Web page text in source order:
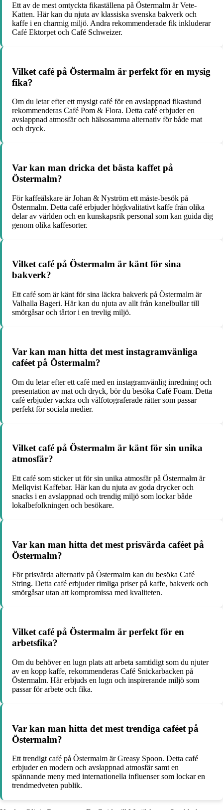
Ett av de mest omtyckta fikaställena på Östermalm är Vete-
Katten. Här kan du njuta av klassiska svenska bakverk och
kaffe i en charmig miljö. Andra rekommenderade fik inkluderar
Café Ektorpet och Café Schweizer.
Vilket café på Östermalm är perfekt för en mysig
fika?
Om du letar efter ett mysigt café för en avslappnad fikastund
rekommenderas Café Pom & Flora. Detta café erbjuder en
avslappnad atmosfär och hälsosamma alternativ för både mat
och dryck.
Var kan man dricka det bästa kaffet på
Östermalm?
För kaffeälskare är Johan & Nyström ett måste-besök på
Östermalm. Detta café erbjuder högkvalitativt kaffe från olika
delar av världen och en kunskapsrik personal som kan guida dig
genom olika kaffesorter.
Vilket café på Östermalm är känt för sina
bakverk?
Ett café som är känt för sina läckra bakverk på Östermalm är
Valhalla Bageri. Här kan du njuta av allt från kanelbullar till
smörgåsar och tårtor i en trevlig miljö.
Var kan man hitta det mest instagramvänliga
caféet på Östermalm?
Om du letar efter ett café med en instagramvänlig inredning och
presentation av mat och dryck, bör du besöka Café Foam. Detta
café erbjuder vackra och välfotograferade rätter som passar
perfekt för sociala medier.
Vilket café på Östermalm är känt för sin unika
atmosfär?
Ett café som sticker ut för sin unika atmosfär på Östermalm är
Mellqvist Kaffebar. Här kan du njuta av goda drycker och
snacks i en avslappnad och trendig miljö som lockar både
lokalbefolkningen och besökare.
Var kan man hitta det mest prisvärda caféet på
Östermalm?
För prisvärda alternativ på Östermalm kan du besöka Café
String. Detta café erbjuder rimliga priser på kaffe, bakverk och
smörgåsar utan att kompromissa med kvaliteten.
Vilket café på Östermalm är perfekt för en
arbetsfika?
Om du behöver en lugn plats att arbeta samtidigt som du njuter
av en kopp kaffe, rekommenderas Café Snickarbacken på
Östermalm. Här erbjuds en lugn och inspirerande miljö som
passar för arbete och fika.
Var kan man hitta det mest trendiga caféet på
Östermalm?
Ett trendigt café på Östermalm är Greasy Spoon. Detta café
erbjuder en modern och avslappnad atmosfär samt en
spännande meny med internationella influenser som lockar en
trendmedveten publik.